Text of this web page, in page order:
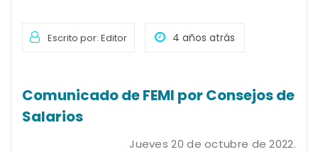
Escrito por: Editor 4 años atrás
Comunicado de FEMI por Consejos de
Salarios
Jueves 20 de octubre de 2022.